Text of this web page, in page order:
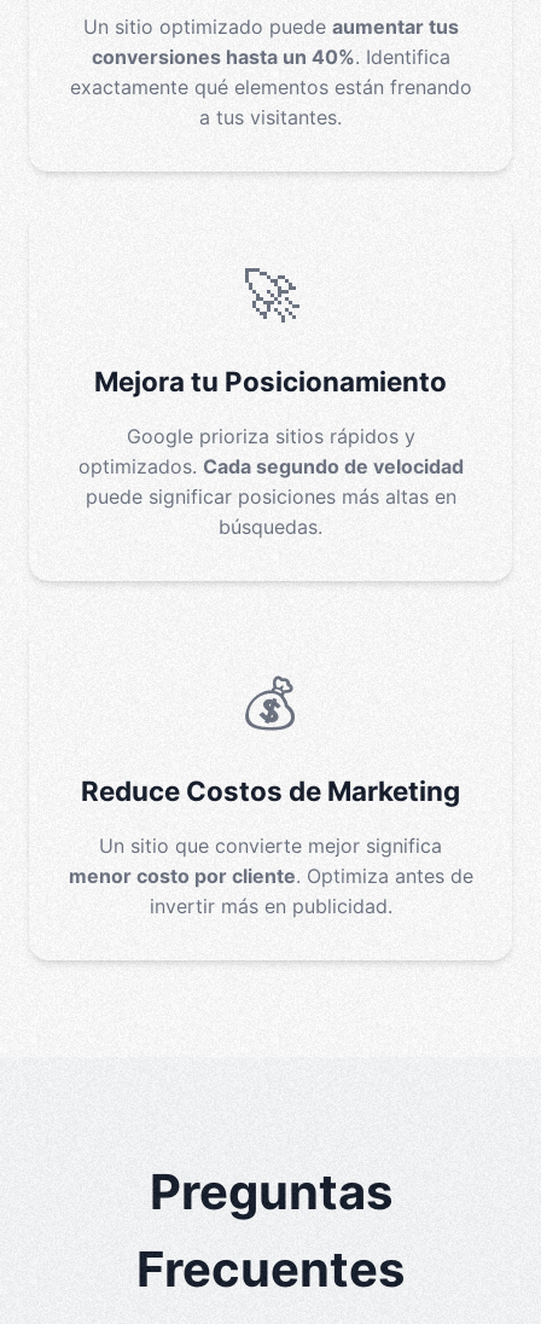
Un sitio optimizado puede aumentar tus
conversiones hasta un 40%. Identifica
exactamente qué elementos están frenando
a tus visitantes.
🚀
Mejora tu Posicionamiento
Google prioriza sitios rápidos y
optimizados. Cada segundo de velocidad
puede significar posiciones más altas en
búsquedas.
💰
Reduce Costos de Marketing
Un sitio que convierte mejor significa
menor costo por cliente. Optimiza antes de
invertir más en publicidad.
Preguntas
Frecuentes